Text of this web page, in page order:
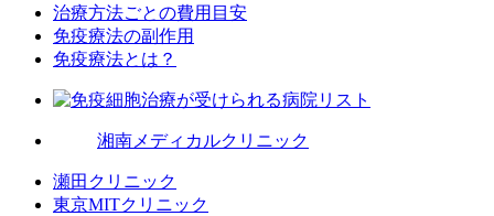
治療方法ごとの費用目安
免疫療法の副作用
免疫療法とは？
湘南メディカルクリニック
瀬田クリニック
東京MITクリニック